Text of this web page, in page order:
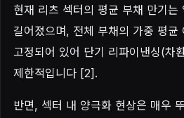
현재 리츠 섹터의 평균 부채 만기는
길어졌으며, 전체 부채의 가중 평균
고정되어 있어 단기 리파이낸싱(차
제한적입니다 [2].
반면, 섹터 내 양극화 현상은 매우